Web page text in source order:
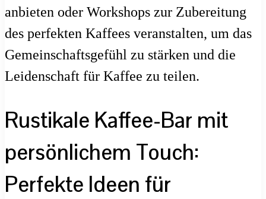
anbieten oder Workshops zur Zubereitung
des perfekten Kaffees veranstalten, um das
Gemeinschaftsgefühl zu stärken und die
Leidenschaft für Kaffee zu teilen.
Rustikale Kaffee-Bar mit
persönlichem Touch:
Perfekte Ideen für